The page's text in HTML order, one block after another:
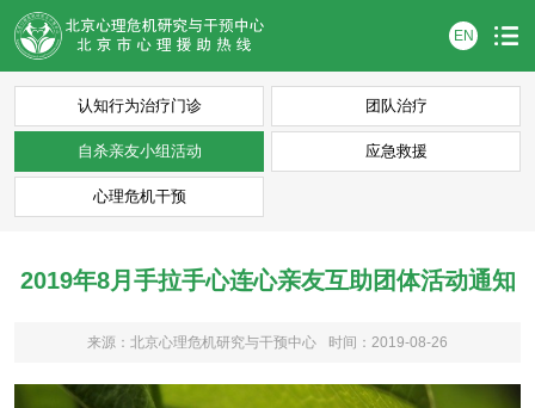
EN
认知行为治疗门诊 团队治疗
自杀亲友小组活动 应急救援
心理危机干预
2019年8月手拉手心连心亲友互助团体活动通知
来源：北京心理危机研究与干预中心 时间：2019-08-26